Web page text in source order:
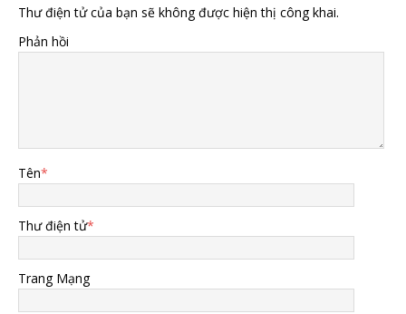
Thư điện tử của bạn sẽ không được hiện thị công khai.
Phản hồi
Tên*
Thư điện tử*
Trang Mạng